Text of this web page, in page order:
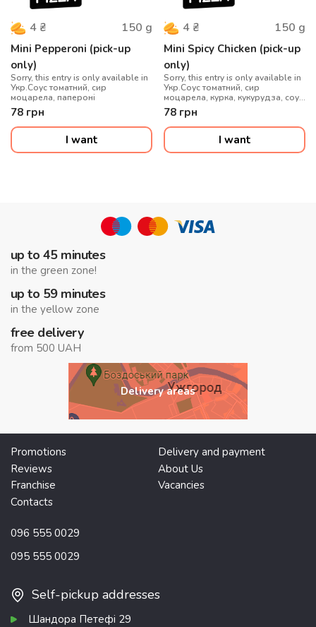
4 ₴ 150 g
Mini Pepperoni (pick-up
only)
Sorry, this entry is only available in
Укр.Соус томатний, сир
моцарела, папероні
78 грн
I want
4 ₴ 150 g
Mini Spicy Chicken (pick-up
only)
Sorry, this entry is only available in
Укр.Соус томатний, сир
моцарела, курка, кукурудза, соус
солодкий чилі
78 грн
I want
up to 45 minutes
in the green zone!
up to 59 minutes
in the yellow zone
free delivery
from 500 UAH
Delivery areas
Promotions
Delivery and payment
Reviews
About Us
Franchise
Vacancies
Contacts
096 555 0029
095 555 0029
Self-pickup addresses
Шандора Петефі 29